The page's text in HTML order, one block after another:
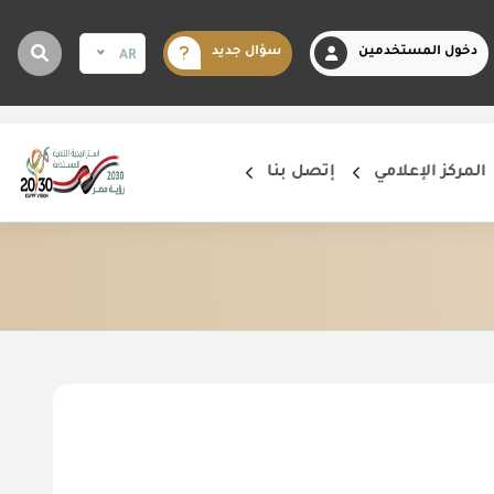
دخول المستخدمين سؤال جديد AR
المركز الإعلامي إتصل بنا